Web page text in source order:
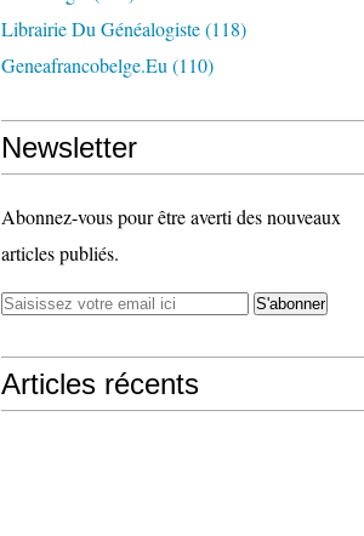
Librairie Du Généalogiste(118)
Geneafrancobelge.eu (110)
Newsletter
Abonnez-vous pour être averti des nouveaux
articles publiés.
Articles récents